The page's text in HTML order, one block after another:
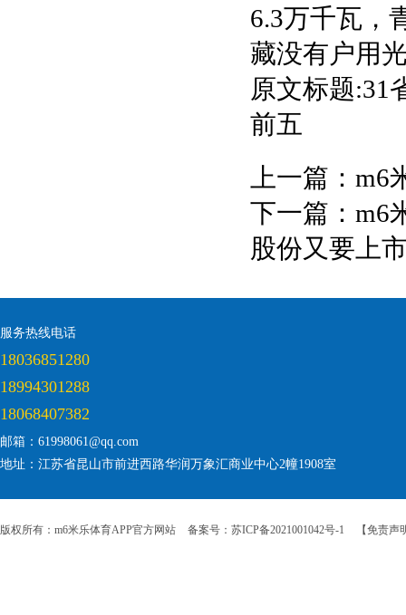
6.3万千瓦，
藏没有户用
原文标题:31
前五
上一篇： m6
下一篇： m6
股份又要上
服务热线电话
18036851280
18994301288
18068407382
邮箱：61998061@qq.com
地址：江苏省昆山市前进西路华润万象汇商业中心2幢1908室
版权所有：m6米乐体育APP官方网站 备案号：苏ICP备2021001042号-1 【免责声